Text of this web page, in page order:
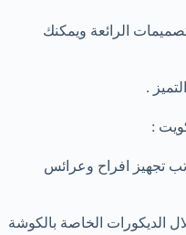
الرائعة ويمكنك
.
:
تجهيز افراح وعرائس
الديكورات الخاصة بالكوشة